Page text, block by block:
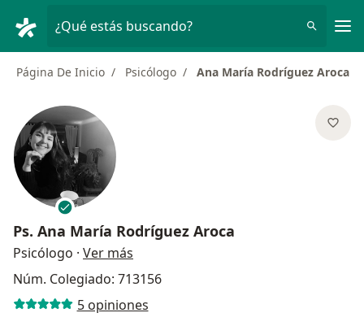
¿Qué estás buscando?
Página De Inicio Psicólogo Ana María Rodríguez Aroca
Ps. Ana María Rodríguez Aroca
Psicólogo · Ver más
Núm. Colegiado: 713156
5 opiniones